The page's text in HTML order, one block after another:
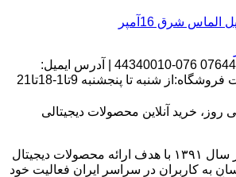
شرق 16آمپر
076-44340010
آدرس ایمیل:
شنبه تا پنجشنبه 9تا1-18تا21
روز، خرید آنلاین محصولات دیجیتالی
وب‌سایت آی تی روز از سال ۱۳۹۱ با هدف ارائه محصولات دیجیتال
به کاربران در سراسر ایران فعالیت خود